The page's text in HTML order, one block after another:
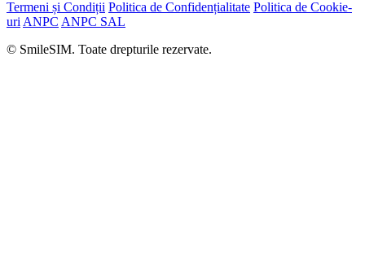
Termeni și Condiții Politica de Confidențialitate Politica de Cookie-
uri ANPC ANPC SAL
© SmileSIM. Toate drepturile rezervate.